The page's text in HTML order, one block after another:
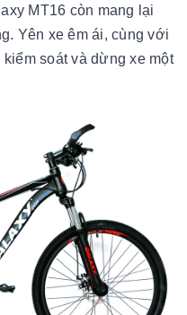
MT16 còn mang lại
Yên xe êm ái, cùng với
soát và dừng xe một